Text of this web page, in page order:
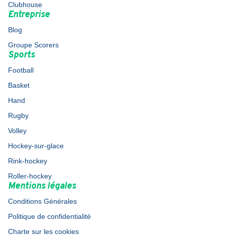
Clubhouse
Entreprise
Blog
Groupe Scorers
Sports
Football
Basket
Hand
Rugby
Volley
Hockey-sur-glace
Rink-hockey
Roller-hockey
Mentions légales
Conditions Générales
Politique de confidentialité
Charte sur les cookies